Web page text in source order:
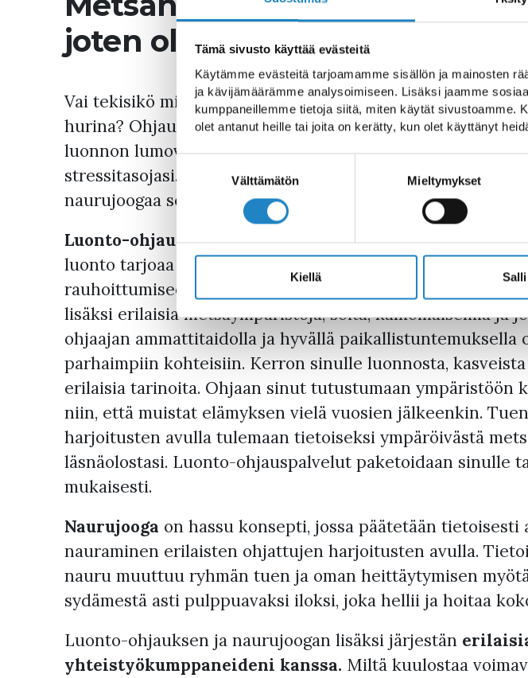
Tämä sivusto käyttää evästeitä
Käytämme evästeitä tarjoamamme sisällön ja mainosten
ja kävijämäärämme analysoimiseen. Lisäksi jaamme
kumppaneillemme tietoja siitä, miten käytät sivustoamme.
olet antanut heille tai joita on kerätty, kun olet käyttänyt
valinta
Välttämätön Mieltymykset
Kiellä
joten olisiko sinun aika kokea
Vai tekisikö mielesi nauraa vedet silmissä ja tuntea
hurina? Ohjauksessani pääset nauttimaan turvallisesti
luonnon lumovoimasta, lataamaan akkujasi hyvinvoinnilla
stressitasojasi. Yritykseni Retuperä Reload tarjoaa luonto-
naurujoogaa sekä tapahtumatuotantoa.
Luonto-ohjauspalveluitatarjoan eri kokoisille ryhmille.
luonto tarjoaa monipuoliset mahdollisuudet pysähtymiseen,
rauhoittumiseen ja kiireestä irrottamiseen. Valittavanasi on
lisäksi erilaisia metsäympäristöjä, soita, kalliomaisemia ja
ohjaajan ammattitaidolla ja hyvällä paikallistuntemuksella
parhaimpiin kohteisiin. Kerron sinulle luonnosta,
erilaisia tarinoita. Ohjaan sinut tutustumaan ympäristöön
niin, että muistat elämyksen vielä vuosien jälkeenkin.
harjoitusten avulla tulemaan tietoiseksi ympäröivästä
läsnäolostasi. Luonto-ohjauspalvelut paketoidaan sinulle
mukaisesti.
Naurujooga on hassu konsepti, jossa päätetään tietoisesti
nauraminen erilaisten ohjattujen harjoitusten avulla.
nauru muuttuu ryhmän tuen ja oman heittäytymisen
sydämestä asti pulppuavaksi iloksi, joka hellii ja hoitaa
Luonto-ohjauksen ja naurujoogan lisäksi järjestän
yhteistyökumppaneideni kanssa. Miltä kuulostaa